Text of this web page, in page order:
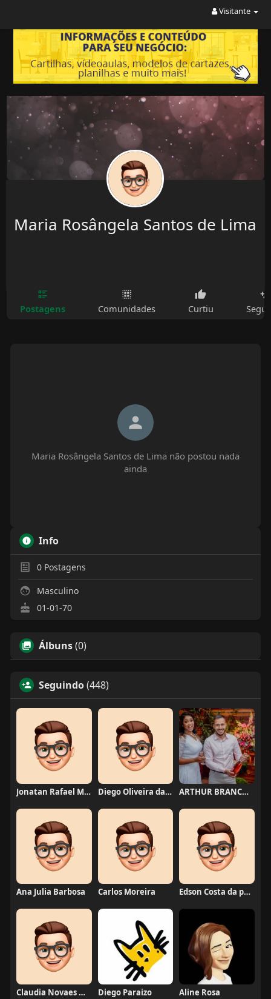
Visitante
Maria Rosângela Santos de Lima
Postagens Comunidades Curtiu
Maria Rosângela Santos de Lima não postou nada
ainda
Info
0Postagens
Masculino
01-01-70
Álbuns(0)
Seguindo(448)
Jonatan Rafael Mello Diego Oliveira da Motta ARTHUR BRANCO FERNANDES
Ana Julia Barbosa Carlos Moreira Edson Costa da paixão
Claudia Novaes Novaes Diego Paraizo Aline Rosa